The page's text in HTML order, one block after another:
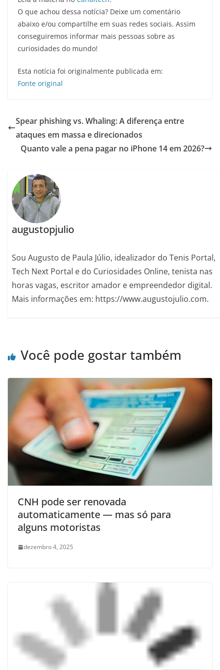
O que achou dessa notícia? Deixe um comentário
abaixo e/ou compartilhe em suas redes sociais. Assim
conseguiremos informar mais pessoas sobre as
curiosidades do mundo!
Esta notícia foi originalmente publicada em:
Fonte original
Spear phishing vs. Whaling: A diferença entre
ataques em massa e direcionados
Quanto vale a pena pagar no iPhone 14 em 2026?
augustopjulio
Sou Augusto de Paula Júlio, idealizador do Tenis Portal,
Tech Next Portal e do Curiosidades Online, tenista nas
horas vagas, escritor amador e empreendedor digital.
Mais informações em: https://www.augustojulio.com.
Você pode gostar também
CNH pode ser renovada
automaticamente — mas só para
alguns motoristas
dezembro 4, 2025